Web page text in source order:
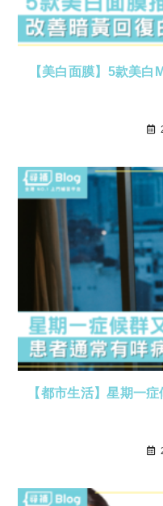
【美白面膜】5款美
【都市生活】星期一